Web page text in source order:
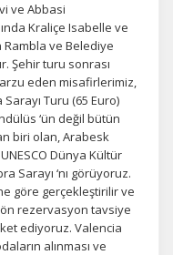
ve Abbasi
Kraliçe Isabelle ve
Rambla ve Belediye
Şehir turu sonrası
eden misafirlerimiz,
Turu (65 Euro)
‘ün değil bütün
biri olan, Arabesk
Dünya Kültür
Sarayı ‘nı görüyoruz.
göre gerçekleştirilir ve
rezervasyon tavsiye
ediyoruz. Valencia
alınması ve